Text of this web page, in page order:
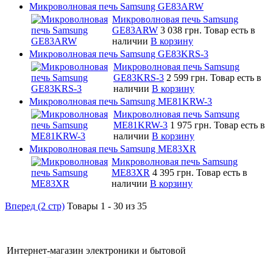
Микроволновая печь Samsung GE83ARW
Микроволновая печь Samsung
GE83ARW 3 038 грн. Товар есть в
наличии В корзину
Микроволновая печь Samsung GE83KRS-3
Микроволновая печь Samsung
GE83KRS-3 2 599 грн. Товар есть в
наличии В корзину
Микроволновая печь Samsung ME81KRW-3
Микроволновая печь Samsung
ME81KRW-3 1 975 грн. Товар есть в
наличии В корзину
Микроволновая печь Samsung ME83XR
Микроволновая печь Samsung
ME83XR 4 395 грн. Товар есть в
наличии В корзину
Вперед (2 стр) Товары 1 - 30 из 35
Интернет-магазин электроники и бытовой